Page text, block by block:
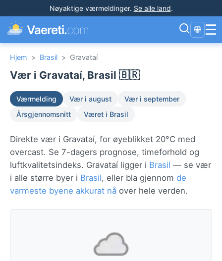
Nøyaktige værmeldinger. Se alle land.
Vaereti.com 🌐 ☰
Hjem > Brasil > Gravataí
Vær i Gravataí, Brasil 🇧🇷
Værmelding Vær i august
Vær i september
Årsgjennomsnitt
Været i Brasil
Direkte vær i Gravataí, for øyeblikket 20°C med
overcast. Se 7-dagers prognose, timeforhold og
luftkvalitetsindeks. Gravataí ligger i Brasil — se vær
i alle større byer i Brasil, eller bla gjennom de
varmeste byene akkurat nå over hele verden.